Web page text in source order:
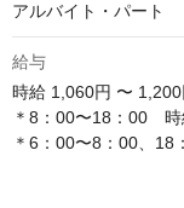
アルバイト・パート
給与
時給 1,060円 〜 1,200
＊8：00〜18：00　
＊6：00〜8：00、18